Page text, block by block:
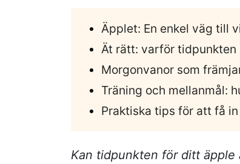
Äpplet: En enkel väg till
Ät rätt: varför tidpunkten
Morgonvanor som
Träning och mellanmål:
Praktiska tips för att få
Kan tidpunkten för ditt äpple